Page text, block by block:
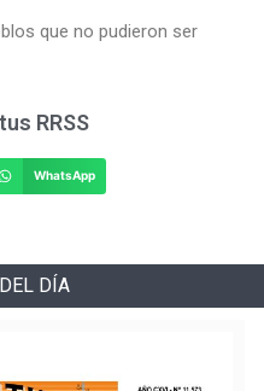
que no pudieron ser
RRSS
WhatsApp
DÍA